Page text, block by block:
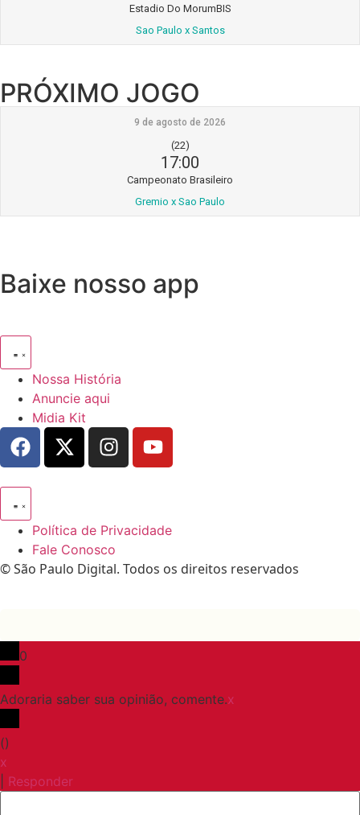
Estadio Do MorumBIS
Sao Paulo x Santos
PRÓXIMO JOGO
9 de agosto de 2026
(22)
17:00
Campeonato Brasileiro
Gremio x Sao Paulo
Baixe nosso app
Nossa História
Anuncie aqui
Midia Kit
Política de Privacidade
Fale Conosco
© São Paulo Digital. Todos os direitos reservados
0
Adoraria saber sua opinião, comente.x
()
x
Responder